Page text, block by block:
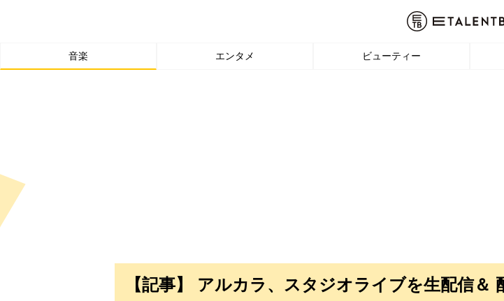
音楽 エンタメ ビューティー
【記事】 アルカラ、スタジオライブを生配信＆